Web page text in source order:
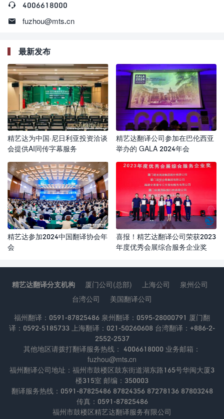

4006618000

fuzhou@mts.cn
最新发布
精艺达为中国·尼日利亚投资洽谈
会提供AI同传字幕服务
精艺达翻译公司参加在巴伦西亚
举办的 GALA 2024年会
精艺达参加2024中国翻译协会年
会
喜报！精艺达翻译公司荣获2023
年度优秀会展综合服务企业奖
精艺达翻译分支机构 厦门公司(总部) 上海公司
泉州公司
台湾公司
美国翻译公司
福州翻译：0591-87825486 泉州翻译：0595-28000791 厦门翻
译：0592-5185733 上海翻译：021-50260608 台湾翻译：+886-2-
2552-2537
其他地区请拨打翻译服务热线： 4006618000 业务邮箱：
fuzhou@mts.cn
福州翻译公司地址：福州市鼓楼区鼓东街道湖东路165号华闽大厦3
楼315室 邮编：350003
翻译服务热线：0591-87825486 87824356 87278136 87803248
传真：0591-87825486
福州市鼓楼区精艺达翻译服务有限公司